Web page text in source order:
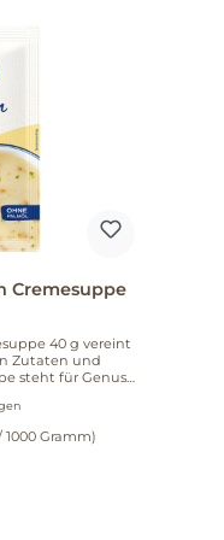
Cremesuppe
40 g vereint
Zutaten und
steht für Genuss
betont den
und verzichtet
setzt seit über 40
1000 Gramm)